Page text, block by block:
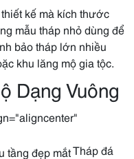
kế mà kích thước
mẫu tháp nhỏ dùng để
bảo tháp lớn nhiều
khu lăng mộ gia tộc.
Dạng Vuông
Tháp đá